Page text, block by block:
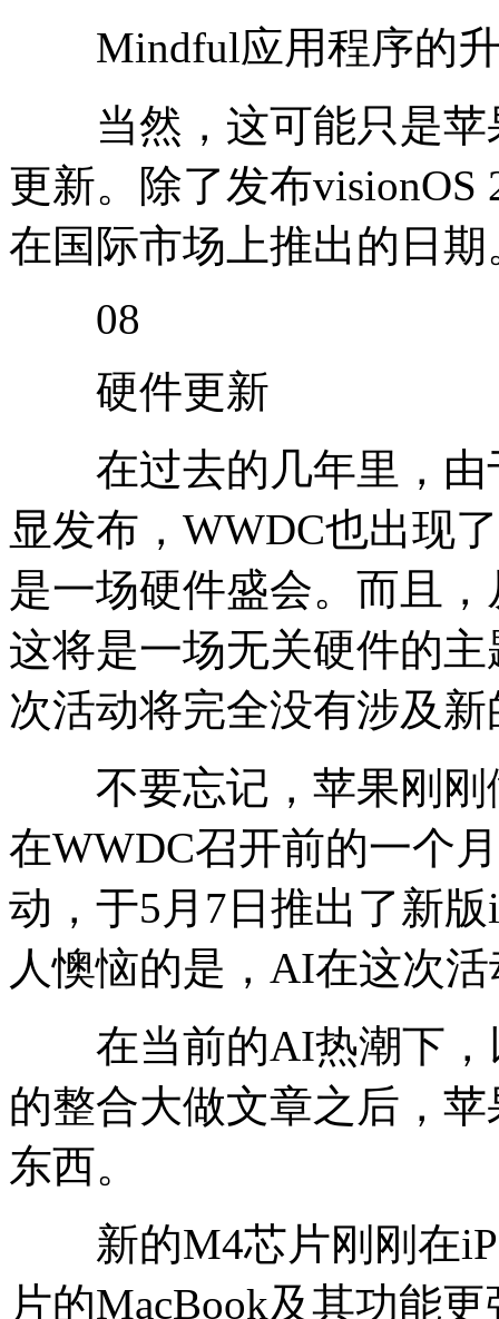
Mindful应用程序的升
当然，这可能只是苹
更新。除了发布visionOS
在国际市场上推出的日期
08
硬件更新
在过去的几年里，由
显发布，WWDC也出现
是一场硬件盛会。而且
这将是一场无关硬件的
次活动将完全没有涉及
不要忘记，苹果刚刚
在WWDC召开前的一个
动，于5月7日推出了新
人懊恼的是，AI在这次
在当前的AI热潮下，
的整合大做文章之后，
东西。
新的M4芯片刚刚在
片的MacBook及其功能